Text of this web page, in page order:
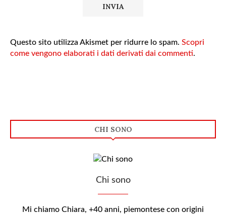
Questo sito utilizza Akismet per ridurre lo spam. Scopri
come vengono elaborati i dati derivati dai commenti.
CHI SONO
Chi sono
Mi chiamo Chiara, +40 anni, piemontese con origini